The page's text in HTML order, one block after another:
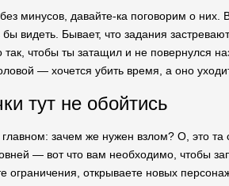
минусов, давайте-ка поговорим о них.
бы видеть. Бывает, что задания
так, чтобы ты затащил и не повернулся
— хочется убить время, а оно
тут не обойтись
главном: зачем же нужен взлом? О, это
— вот что вам необходимо, чтобы
ограничения, открываете новых